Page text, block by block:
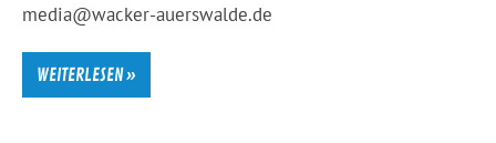
media@wacker-auerswalde.de
WEITERLESEN »